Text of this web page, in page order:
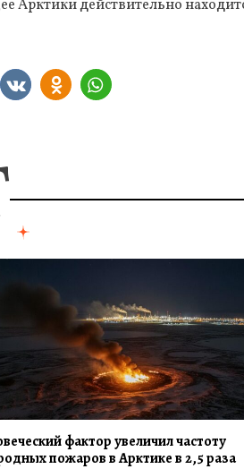
Арктики действительно
фактор увеличил частоту
пожаров в Арктике в 2,5 раза